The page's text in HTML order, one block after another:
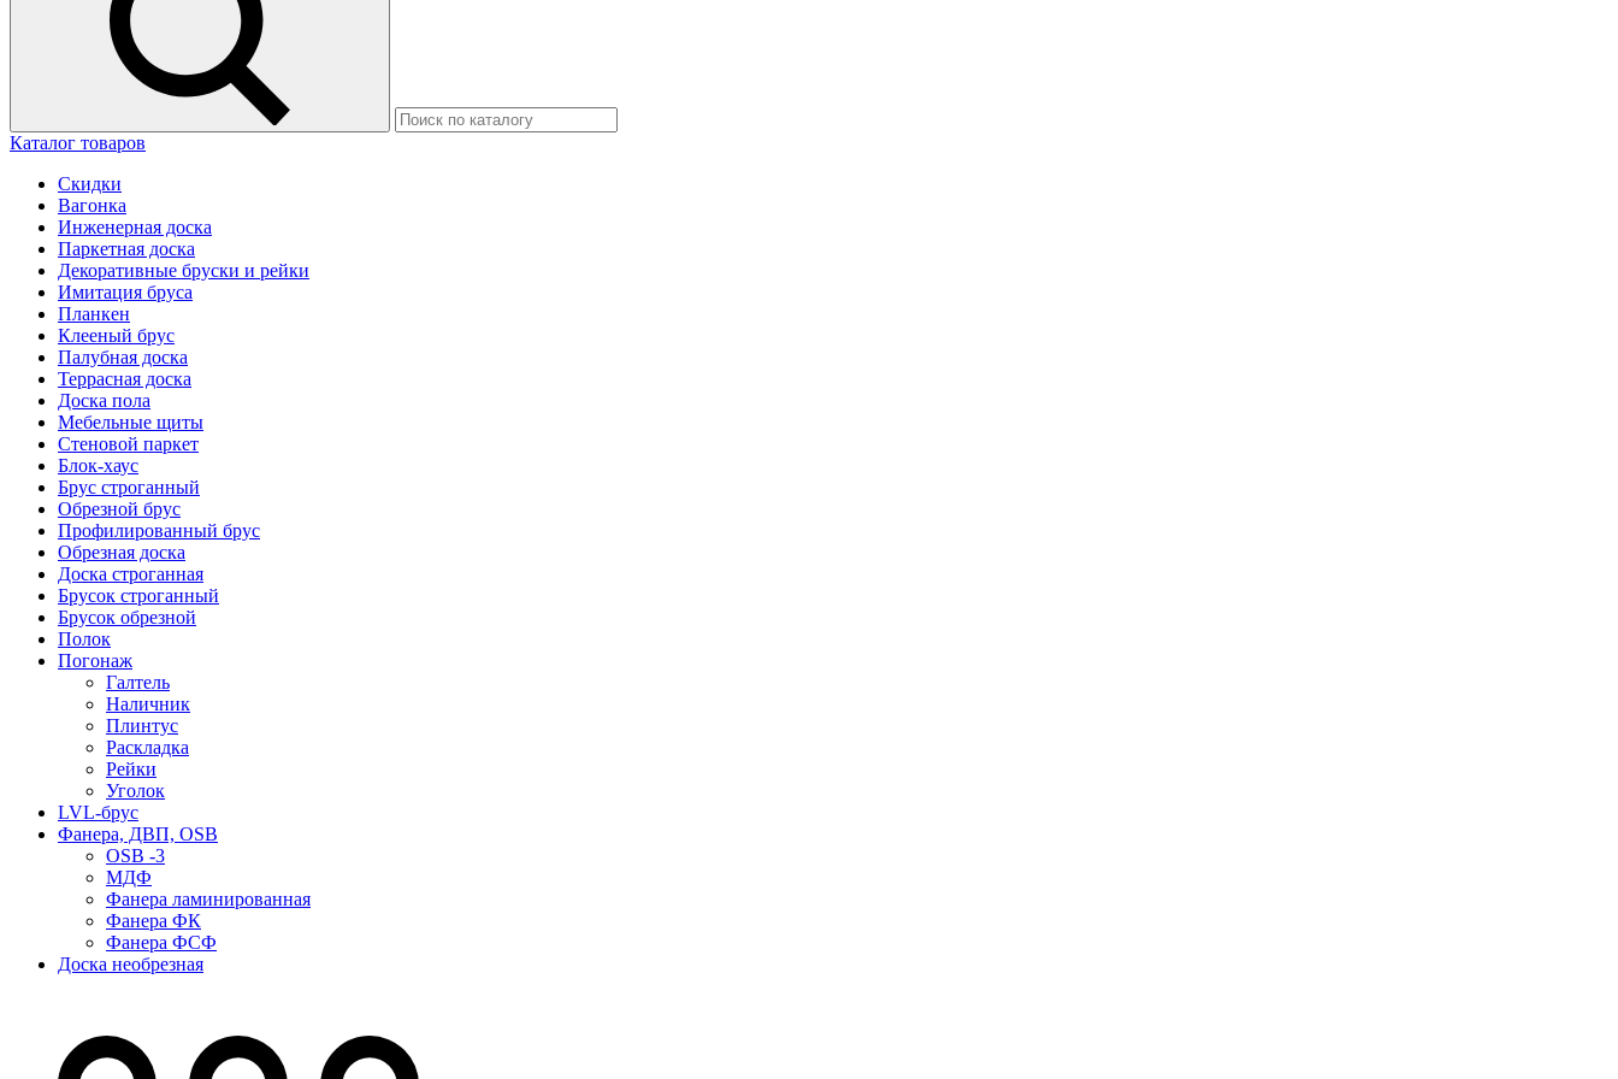
Каталог товаров
Скидки
Вагонка
Инженерная доска
Паркетная доска
Декоративные бруски и рейки
Имитация бруса
Планкен
Клееный брус
Палубная доска
Террасная доска
Доска пола
Мебельные щиты
Стеновой паркет
Блок-хаус
Брус строганный
Обрезной брус
Профилированный брус
Обрезная доска
Доска строганная
Брусок строганный
Брусок обрезной
Полок
Погонаж
Галтель
Наличник
Плинтус
Раскладка
Рейки
Уголок
LVL-брус
Фанера, ДВП, OSB
OSB -3
МДФ
Фанера ламинированная
Фанера ФК
Фанера ФСФ
Доска необрезная